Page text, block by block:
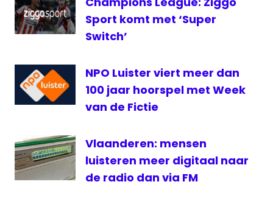
Sport komt met ‘Super
Switch’
NPO Luister viert meer dan
100 jaar hoorspel met Week
van de Fictie
Vlaanderen: mensen
luisteren meer digitaal naar
de radio dan via FM